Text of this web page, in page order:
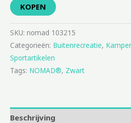
KOPEN
SKU: nomad 103215
Categorieën: Buitenrecreatie,
Sportartikelen
Tags: NOMAD®, Zwart
Beschrijving